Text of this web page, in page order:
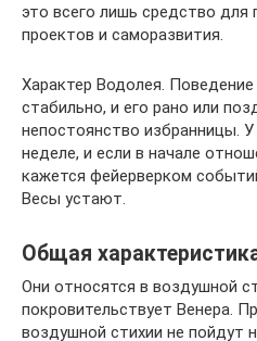
это всего лишь средство для
проектов и саморазвития.
Характер Водолея.
стабильно, и его рано или
непостоянство избранницы.
неделе, и если в начале
кажется фейерверком
Весы устают.
Общая
Они относятся в воздушной
покровительствует Венера.
воздушной стихии не пойдут